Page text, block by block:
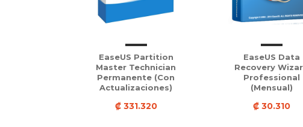
EaseUS Partition
Master Technician
Permanente (con
Actualizaciones)
₡ 331.320
EaseUS Data
Recovery
Professional
(Mensual)
₡ 30.310